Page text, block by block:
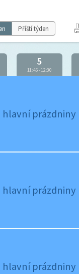
Příští týden
5
11:45-12:30
hlavní prázdniny
hlavní prázdniny
hlavní prázdniny